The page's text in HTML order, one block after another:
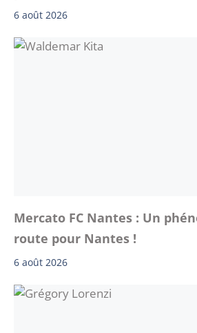
6 août 2026
Mercato FC Nantes : Un
route pour Nantes !
6 août 2026